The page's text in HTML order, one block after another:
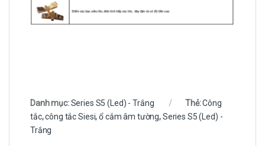
Danh mục:Series S5 (Led) - Trắng Thẻ:Công
tắc,công tắc Siesi,ổ cắm âm tường,Series S5 (Led) -
Trắng